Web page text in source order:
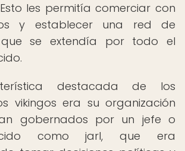
les permitía comerciar con
y establecer una red de
que se extendía por todo el
destacada de los
vikingos era su organización
gobernados por un jefe o
como jarl, que era